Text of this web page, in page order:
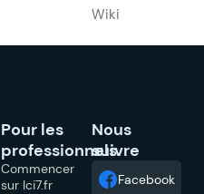
Wiki
Pour les
professionnels
Commencer
sur Ici7.fr
Nous
suivre
Facebook